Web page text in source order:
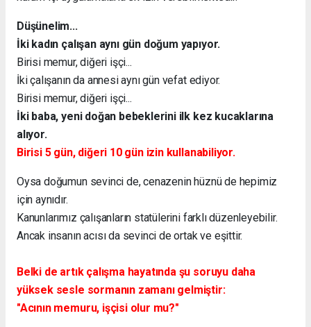
Düşünelim...
İki kadın çalışan aynı gün doğum yapıyor.
Birisi memur, diğeri işçi...
İki çalışanın da annesi aynı gün vefat ediyor.
Birisi memur, diğeri işçi...
İki baba, yeni doğan bebeklerini ilk kez kucaklarına
alıyor.
Birisi 5 gün, diğeri 10 gün izin kullanabiliyor.
Oysa doğumun sevinci de, cenazenin hüznü de hepimiz
için aynıdır.
Kanunlarımız çalışanların statülerini farklı düzenleyebilir.
Ancak insanın acısı da sevinci de ortak ve eşittir.
Belki de artık çalışma hayatında şu soruyu daha
yüksek sesle sormanın zamanı gelmiştir:
"Acının memuru, işçisi olur mu?"